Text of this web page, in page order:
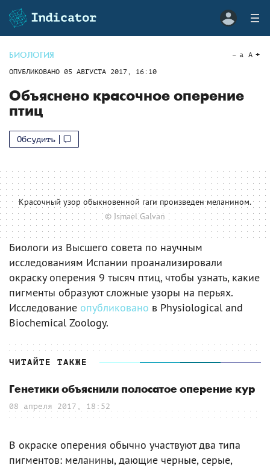
БИОЛОГИЯ
ОПУБЛИКОВАНО 05 АВГУСТА 2017, 16:10
a A
Объяснено красочное оперение
птиц
Обсудить
Красочный узор обыкновенной гаги произведен меланином.
© Ismael Galvan
Биологи из Высшего совета по научным
исследованиям Испании проанализировали
окраску оперения 9 тысяч птиц, чтобы узнать, какие
пигменты образуют сложные узоры на перьях.
Исследование опубликовано в Physiological and
Biochemical Zoology.
ЧИТАЙТЕ ТАКЖЕ
Генетики объяснили полосатое оперение кур
08 апреля 2017, 18:52
В окраске оперения обычно участвуют два типа
пигментов: меланины, дающие черные, серые,